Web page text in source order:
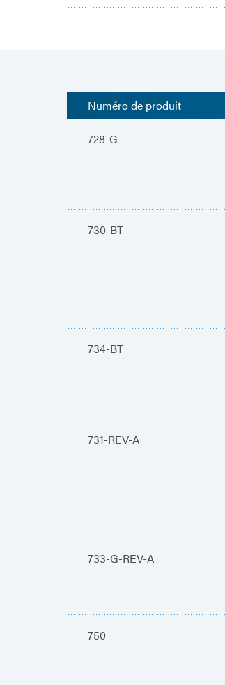
Numéro de produit
728-G
730-BT
734-BT
731-REV-A
733-G-REV-A
750